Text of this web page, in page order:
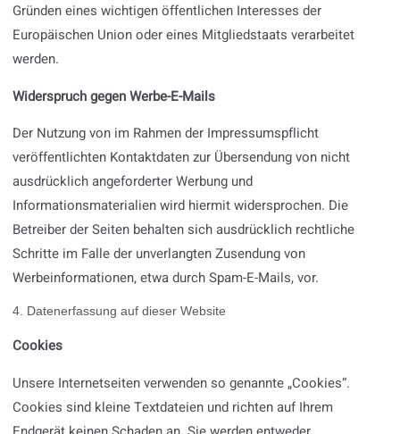
Gründen eines wichtigen öffentlichen Interesses der
Europäischen Union oder eines Mitgliedstaats verarbeitet
werden.
Widerspruch gegen Werbe-E-Mails
Der Nutzung von im Rahmen der Impressumspflicht
veröffentlichten Kontaktdaten zur Übersendung von nicht
ausdrücklich angeforderter Werbung und
Informationsmaterialien wird hiermit widersprochen. Die
Betreiber der Seiten behalten sich ausdrücklich rechtliche
Schritte im Falle der unverlangten Zusendung von
Werbeinformationen, etwa durch Spam-E-Mails, vor.
4. Datenerfassung auf dieser Website
Cookies
Unsere Internetseiten verwenden so genannte „Cookies“.
Cookies sind kleine Textdateien und richten auf Ihrem